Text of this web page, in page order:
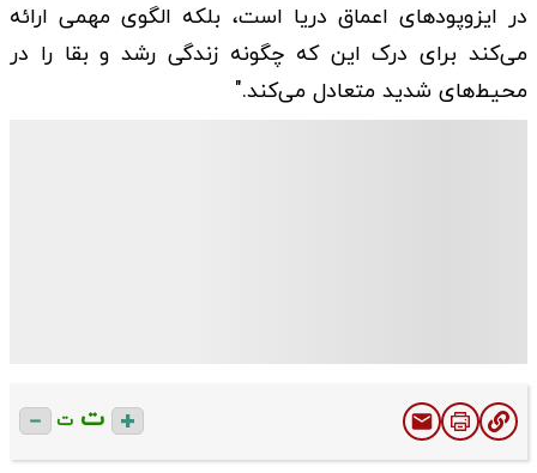
در ایزوپودهای اعماق دریا است، بلکه الگوی مهمی ارائه
می‌کند برای درک این که چگونه زندگی رشد و بقا را در
محیط‌های شدید متعادل می‌کند."
ت ت